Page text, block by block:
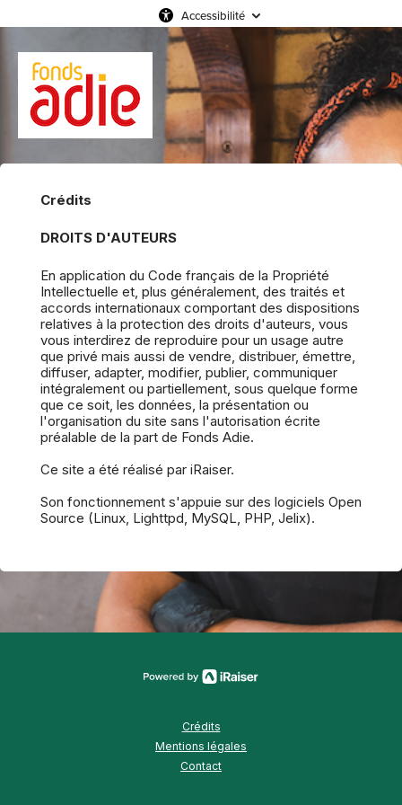
Accessibilité
Crédits
DROITS D'AUTEURS
En application du Code français de la Propriété
Intellectuelle et, plus généralement, des traités et
accords internationaux comportant des dispositions
relatives à la protection des droits d'auteurs, vous
vous interdirez de reproduire pour un usage autre
que privé mais aussi de vendre, distribuer, émettre,
diffuser, adapter, modifier, publier, communiquer
intégralement ou partiellement, sous quelque forme
que ce soit, les données, la présentation ou
l'organisation du site sans l'autorisation écrite
préalable de la part de Fonds Adie.
Ce site a été réalisé par iRaiser.
Son fonctionnement s'appuie sur des logiciels Open
Source (Linux, Lighttpd, MySQL, PHP, Jelix).
Crédits
Mentions légales
Contact